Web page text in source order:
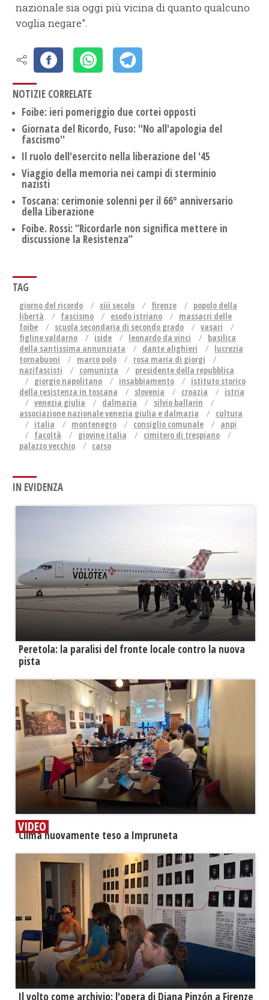
nazionale sia oggi più vicina di quanto qualcuno
voglia negare".
NOTIZIE CORRELATE
Foibe: ieri pomeriggio due cortei opposti
Giornata del Ricordo, Fuso: ''No all'apologia del
fascismo''
Il ruolo dell'esercito nella liberazione del '45
Viaggio della memoria nei campi di sterminio
nazisti
Toscana: cerimonie solenni per il 66° anniversario
della Liberazione
Foibe. Rossi: “Ricordarle non significa mettere in
discussione la Resistenza”
TAG
giorno del ricordo xiii secolo firenze
popolo della
libertà
fascismo esodo istriano
massacri delle
foibe
scuola secondaria di secondo grado
vasari
figline valdarno
iside leonardo da vinci
basilica
della santissima annunziata
dante alighieri
lucrezia
tornabuoni
marco polo
rosa maria di giorgi
nazifascisti
comunista
presidente della repubblica
giorgio napolitano
insabbiamento
istituto storico
della resistenza in toscana
slovenia croazia
istria
venezia giulia
dalmazia
silvio ballarin
associazione nazionale venezia giulia e dalmazia
cultura
italia
montenegro consiglio comunale
anpi
facoltà
giovine italia
cimitero di trespiano
palazzo vecchio
carso
IN EVIDENZA
Peretola: la paralisi del fronte locale contro la nuova
pista
VIDEO
​Clima nuovamente teso a Impruneta
​Il volto come archivio: l'opera di Diana Pinzón a Firenze